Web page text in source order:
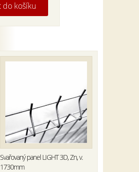
do košíku
Svařovaný panel LIGHT 3D, Zn, v.
1730mm